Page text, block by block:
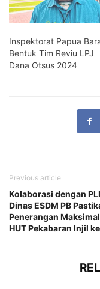
Inspektorat Papua
Bentuk Tim Reviu LPJ
Dana Otsus 2024
Previous article
Kolaborasi dengan
Dinas ESDM PB
Penerangan
HUT Pekabaran Injil